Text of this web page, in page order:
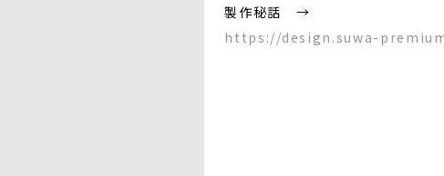
製作秘話 →
https://design.suwa-